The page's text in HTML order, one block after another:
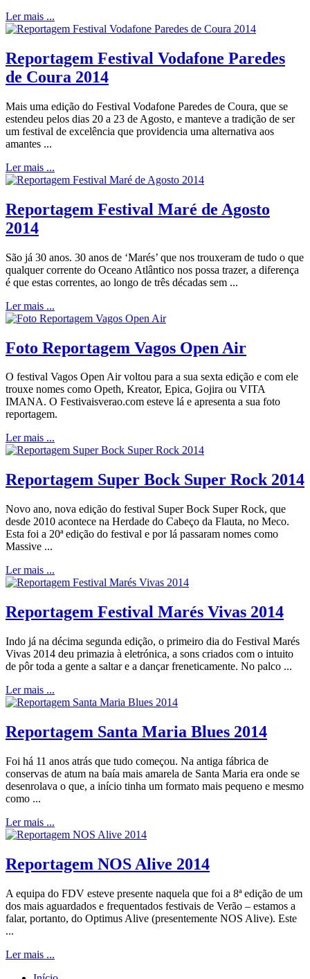
Ler mais ...
Reportagem Festival Vodafone Paredes
de Coura 2014
Mais uma edição do Festival Vodafone Paredes de Coura, que se
estendeu pelos dias 20 a 23 de Agosto, e manteve a tradição de ser
um festival de excelência que providencia uma alternativa aos
amantes ...
Ler mais ...
Reportagem Festival Maré de Agosto
2014
São já 30 anos. 30 anos de ‘Marés’ que nos trouxeram de tudo o que
qualquer corrente do Oceano Atlântico nos possa trazer, a diferença
é que estas correntes, ao longo de três décadas sem ...
Ler mais ...
Foto Reportagem Vagos Open Air
O festival Vagos Open Air voltou para a sua sexta edição e com ele
trouxe nomes como Opeth, Kreator, Epica, Gojira ou VITA
IMANA. O Festivaisverao.com esteve lá e apresenta a sua foto
reportagem.
Ler mais ...
Reportagem Super Bock Super Rock 2014
Novo ano, nova edição do festival Super Bock Super Rock, que
desde 2010 acontece na Herdade do Cabeço da Flauta, no Meco.
Esta foi a 20ª edição do festival e por lá passaram nomes como
Massive ...
Ler mais ...
Reportagem Festival Marés Vivas 2014
Indo já na décima segunda edição, o primeiro dia do Festival Marés
Vivas 2014 deu primazia à eletrónica, a sons criados com o intuito
de pôr toda a gente a saltar e a dançar freneticamente. No palco ...
Ler mais ...
Reportagem Santa Maria Blues 2014
Foi há 11 anos atrás que tudo começou. Na antiga fábrica de
conservas de atum na baía mais amarela de Santa Maria era onde se
desenrolava o que, a início tinha um formato mais pequeno e mesmo
como ...
Ler mais ...
Reportagem NOS Alive 2014
A equipa do FDV esteve presente naquela que foi a 8ª edição de um
dos mais aguardados e frequentados festivais de Verão – estamos a
falar, portanto, do Optimus Alive (presentemente NOS Alive). Este
...
Ler mais ...